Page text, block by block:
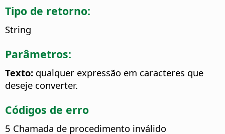
Tipo de retorno:
String
Parâmetros:
Texto: qualquer expressão em caracteres que
deseje converter.
Códigos de erro
5 Chamada de procedimento inválido